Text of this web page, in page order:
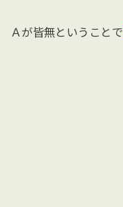
Ａが皆無ということで